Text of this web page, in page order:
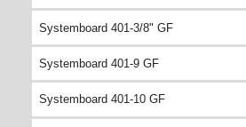
Systemboard 401-3/8" GF
Systemboard 401-9 GF
Systemboard 401-10 GF